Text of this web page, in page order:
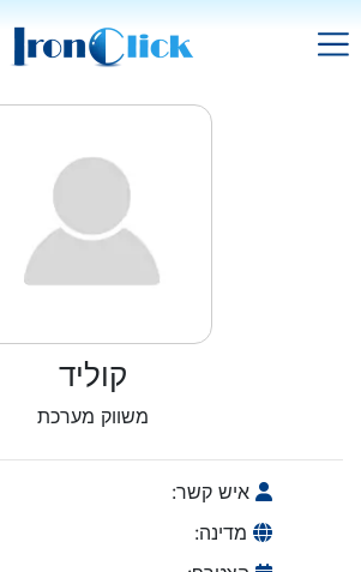
קוליד
משווק מערכת
איש קשר:
מדינה: